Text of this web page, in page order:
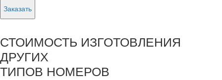
Заказать
СТОИМОСТЬ ИЗГОТОВЛЕНИЯ
ДРУГИХ
ТИПОВ НОМЕРОВ